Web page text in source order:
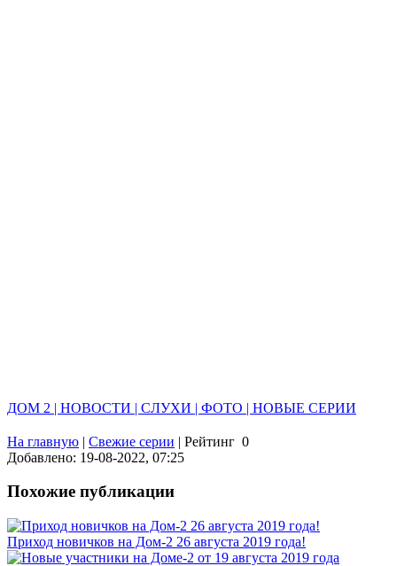
ДОМ 2 | НОВОСТИ | СЛУХИ | ФОТО | НОВЫЕ СЕРИИ
На главную | Свежие серии | Рейтинг 0
Добавлено: 19-08-2022, 07:25
Похожие публикации
Приход новичков на Дом-2 26 августа 2019 года!